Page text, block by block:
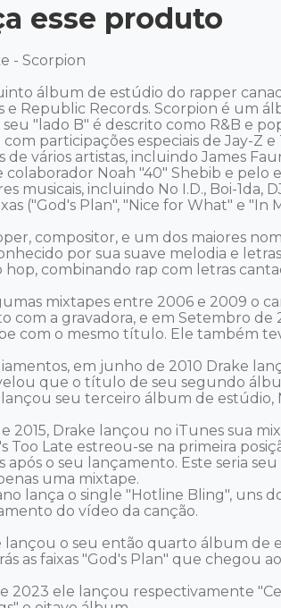
esse produto
- Scorpion
álbum de estúdio do rapper
e Republic Records. Scorpion é um
"lado B" é descrito como R&B e
participações especiais de Jay-Z
de vários artistas, incluindo James
Noah "40" Shebib e pelo
musicais, incluindo No I.D., Boi-1da,
("God's Plan", "Nice for What" e
compositor, e um dos maiores
por sua suave melodia e
combinando rap com letras
mixtapes entre 2006 e 2009 o
com a gravadora, e em Setembro
com o mesmo título. Ele também
em junho de 2010 Drake
que o título de seu segundo
lançou seu terceiro álbum de estúdio,
2015, Drake lançou no iTunes sua
Too Late estreou-se na primeira
após o seu lançamento. Este seria
uma mixtape.
lança o single "Hotline Bling", uns
do vídeo da canção.
lançou o seu então quarto álbum de
as faixas "God's Plan" que chegou
e 2023 ele lançou respectivamente